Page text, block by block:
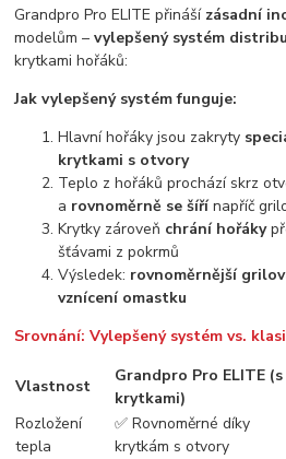
Grandpro Pro ELITE přináší zásadní
modelům –vylepšený systém
krytkami hořáků:
Jak vylepšený systém funguje:
Hlavní hořáky jsou zakryty
krytkami s otvory
Teplo z hořáků prochází skrz
a rovnoměrně se šířínapříč
Krytky zároveň chrání hořáky
šťávami z pokrmů
Výsledek: rovnoměrnější
vznícení omastku
Srovnání: Vylepšený systém vs.
Vlastnost
Grandpro Pro ELITE (s
krytkami)
Rozložení
tepla
✅ Rovnoměrné díky
krytkám s otvory